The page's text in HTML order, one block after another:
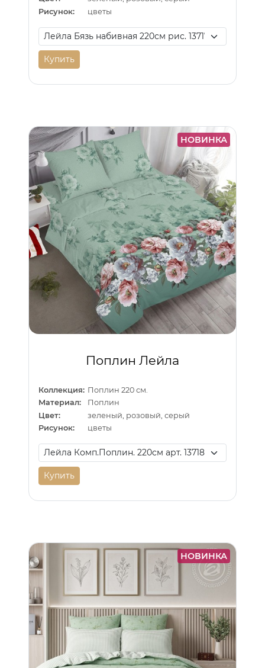
Рисунок:
цветы
Купить
НОВИНКА
Поплин Лейла
Коллекция: Поплин 220 см.
Материал:
Поплин
Цвет:
зеленый, розовый, серый
Рисунок:
цветы
Купить
НОВИНКА